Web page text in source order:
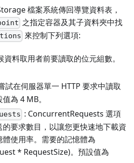
檔案系統傳回導覽資料表，
之指定容器及其子資料夾中找
來控制下列選項:
資料取用者前要讀取的位元組數。
試在伺服器單一 HTTP 要求中讀取
為 4 MB。
: ConcurrentRequests 選項
要求數目，以讓您更快速地下載資
使用率。需要的記憶體為
* RequestSize)。預設值為